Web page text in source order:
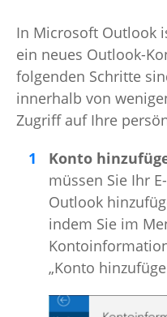
In Microsoft Outlook
ein neues Outlook-
folgenden Schritte
innerhalb von
Zugriff auf Ihre
Konto
müssen Sie Ihr
Outlook
indem Sie im
„Konto